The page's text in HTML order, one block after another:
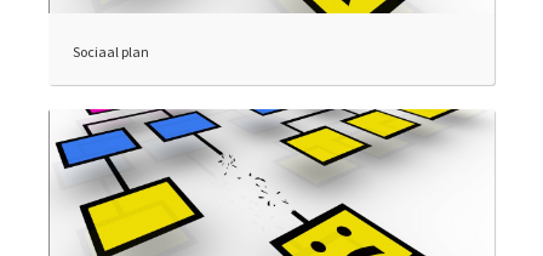
Sociaal plan